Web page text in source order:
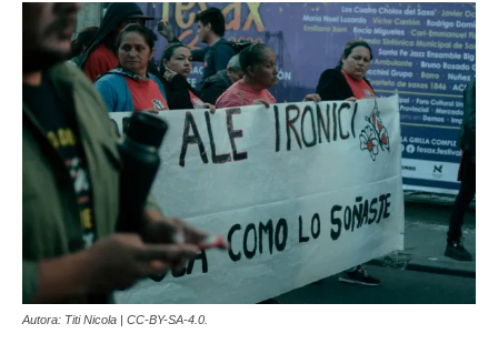
Autora: Titi Nicola | CC-BY-SA-4.0.